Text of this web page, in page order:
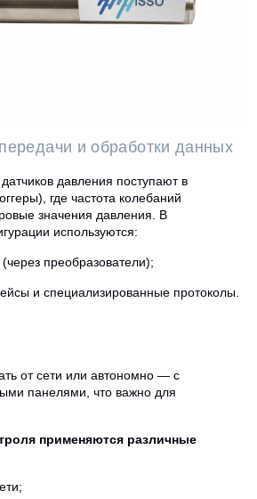
и обработки данных
давления поступают в
где частота колебаний
значения давления. В
используются:
преобразователи);
и специализированные протоколы.
от сети или автономно — с
панелями, что важно для
применяются различные